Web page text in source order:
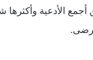
أجمع الأدعية